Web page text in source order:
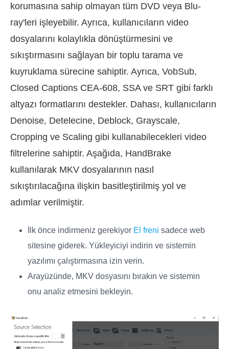
korumasına sahip olmayan tüm DVD veya Blu-
ray'leri işleyebilir. Ayrıca, kullanıcıların video
dosyalarını kolaylıkla dönüştürmesini ve
sıkıştırmasını sağlayan bir toplu tarama ve
kuyruklama sürecine sahiptir. Ayrıca, VobSub,
Closed Captions CEA-608, SSA ve SRT gibi farklı
altyazı formatlarını destekler. Dahası, kullanıcıların
Denoise, Detelecine, Deblock, Grayscale,
Cropping ve Scaling gibi kullanabilecekleri video
filtrelerine sahiptir. Aşağıda, HandBrake
kullanılarak MKV dosyalarının nasıl
sıkıştırılacağına ilişkin basitleştirilmiş yol ve
adımlar verilmiştir.
İlk önce indirmeniz gerekiyor El freni sadece web
sitesine giderek. Yükleyiciyi indirin ve sistemin
yazılımı çalıştırmasına izin verin.
Arayüzünde, MKV dosyasını bırakın ve sistemin
onu analiz etmesini bekleyin.